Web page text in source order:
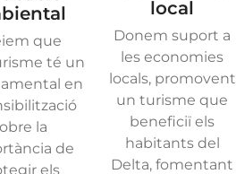
que
té un
en
la
de
els
local
Donem suport a
les economies
locals, promovent
un turisme que
beneficiï els
habitants del
Delta, fomentant